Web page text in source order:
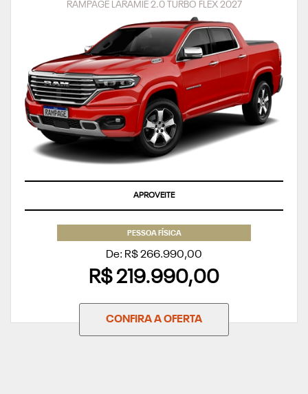
RAMPAGE LARAMIE 2.0 TURBO FLEX 2027
APROVEITE
PESSOA FÍSICA
De: R$ 266.990,00
R$ 219.990,00
CONFIRA A OFERTA